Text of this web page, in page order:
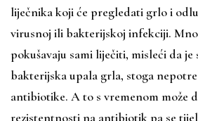
liječnika koji će pregledati grlo i
virusnoj ili bakterijskoj infekciji.
pokušavaju sami liječiti, misleći da je
bakterijska upala grla, stoga
antibiotike. A to s vremenom može
rezistentnosti na antibiotik pa se